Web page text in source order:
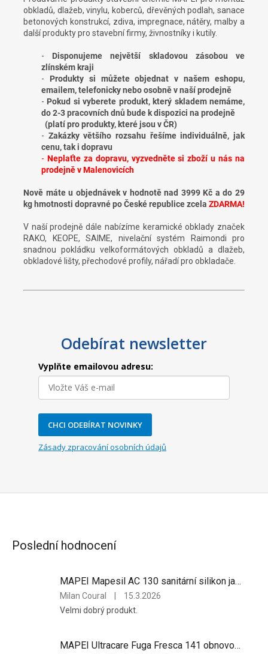
obkladů, dlažeb, vinylu, koberců, dřevěných podlah, sanace
betonových konstrukcí, zdiva, impregnace, nátěry, malby a
další produkty pro stavební firmy, živnostníky i kutily.
-
Disponujeme největší skladovou zásobou ve
zlínském kraji
-
Produkty si můžete objednat v našem eshopu,
emailem, telefonicky nebo osobně v naší prodejně
- Pokud si vyberete produkt, který skladem nemáme,
do 2-3 pracovních dnů bude k dispozici na prodejně
(platí pro produkty, které jsou v ČR)
- Zakázky většího rozsahu řešíme individuálně, jak
cenu, tak i dopravu
- Neplaťte za dopravu, vyzvedněte si zboží u nás na
prodejně v Malenovicích
Nově máte u objednávek v hodnotě nad 3999 Kč a do 29
kg hmotnosti dopravné po České republice zcela ZDARMA!
V naší prodejně dále nabízíme keramické obklady značek
RAKO, KEOPE, SAIME, nivelační systém Raimondi pro
snadnou pokládku velkoformátových obkladů a dlažeb,
obkladové lišty, přechodové profily, nářadí pro obkladače.
Odebírat newsletter
Vyplňte emailovou adresu:
CHCI ODEBÍRAT NOVINKY
Zásady zpracování osobních údajů
Poslední hodnocení
MAPEI Mapesil AC 130 sanitární silikon jasmín 310ml
Hodnocení
produktu
z
Milan Coural
15.3.2026
Velmi dobrý produkt.
MAPEI Ultracare Fuga Fresca 141 obnovovač spár 0,16kg karamelová